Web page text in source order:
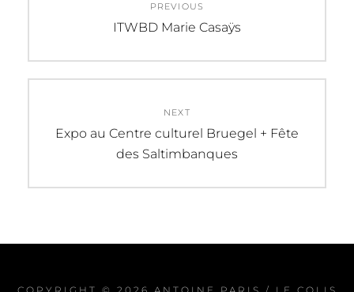
l’article
PREVIOUS
Previous
ITWBD Marie Casaÿs
NEXT
Next
Expo au Centre culturel Bruegel + Fête
des Saltimbanques